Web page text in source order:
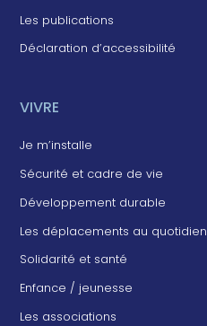
Les publications
Déclaration d’accessibilité
VIVRE
Je m’installe
Sécurité et cadre de vie
Développement durable
Les déplacements au quotidien
Solidarité et santé
Enfance / jeunesse
Les associations